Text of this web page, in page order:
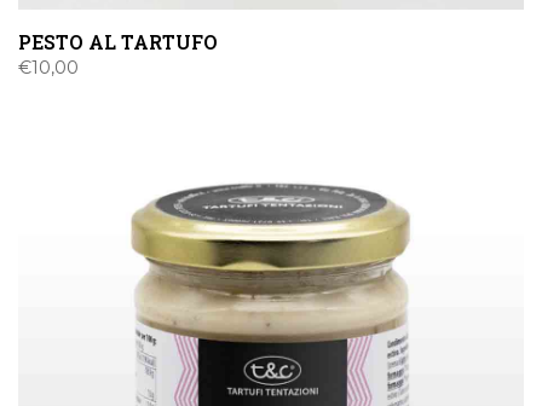
PESTO AL TARTUFO
€10,00